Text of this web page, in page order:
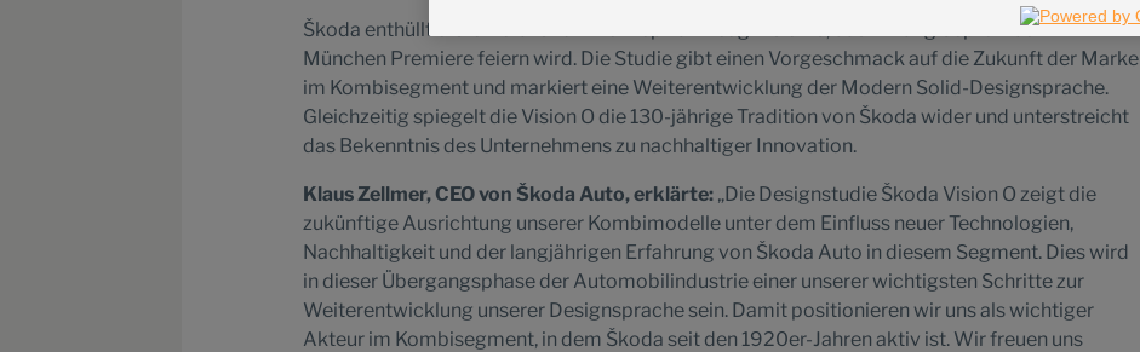
Škoda enthüllt erste Details zum Konzeptfahrzeug Vision O, das Anfang September in
München Premiere feiern wird. Die Studie gibt einen Vorgeschmack auf die Zukunft der Marke
im Kombisegment und markiert eine Weiterentwicklung der Modern Solid-Designsprache.
Gleichzeitig spiegelt die Vision O die 130-jährige Tradition von Škoda wider und unterstreicht
das Bekenntnis des Unternehmens zu nachhaltiger Innovation.
Klaus Zellmer, CEO von Škoda Auto, erklärte: „Die Designstudie Škoda Vision O zeigt die
zukünftige Ausrichtung unserer Kombimodelle unter dem Einfluss neuer Technologien,
Nachhaltigkeit und der langjährigen Erfahrung von Škoda Auto in diesem Segment. Dies wird
in dieser Übergangsphase der Automobilindustrie einer unserer wichtigsten Schritte zur
Weiterentwicklung unserer Designsprache sein. Damit positionieren wir uns als wichtiger
Akteur im Kombisegment, in dem Škoda seit den 1920er-Jahren aktiv ist. Wir freuen uns